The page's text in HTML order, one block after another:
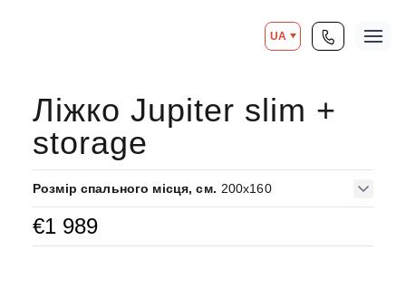
UA
Ліжко Jupiter slim +
storage
Розмір спального місця, см. 200x160
€1 989